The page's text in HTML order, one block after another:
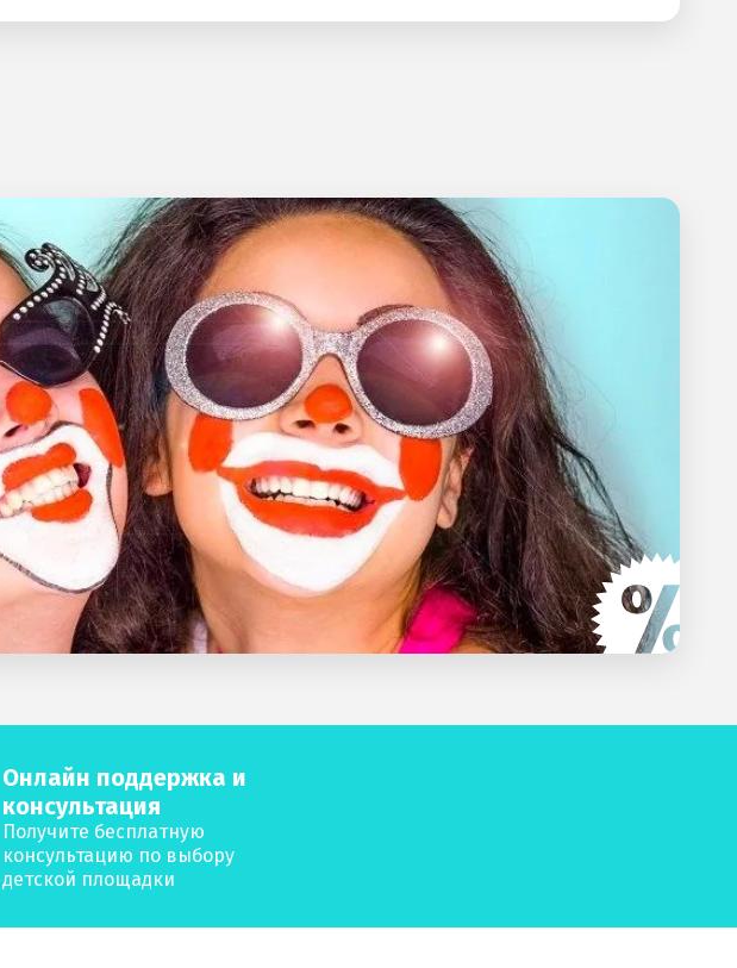
Онлайн поддержка и
консультация
Получите бесплатную
консультацию по выбору
детской площадки